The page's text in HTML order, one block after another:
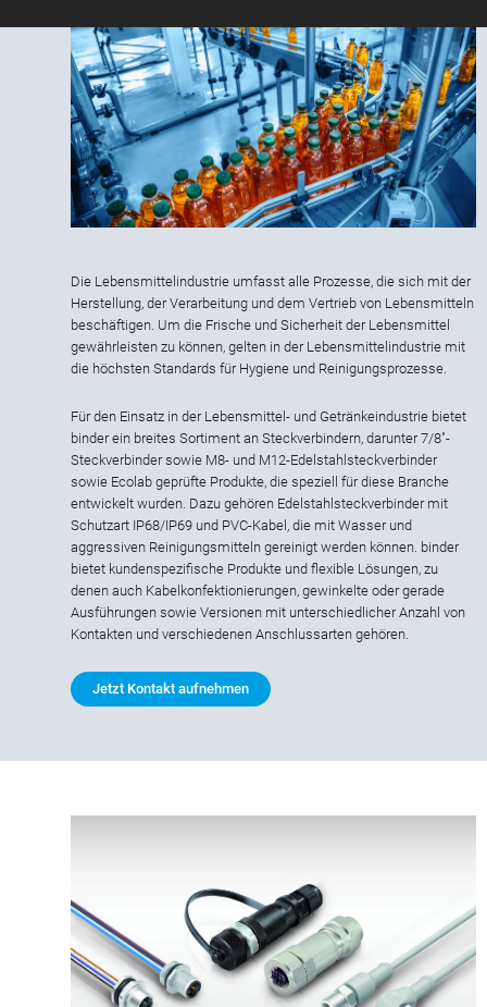
Die Lebensmittelindustrie umfasst alle Prozesse, die sich mit der
Herstellung, der Verarbeitung und dem Vertrieb von Lebensmitteln
beschäftigen. Um die Frische und Sicherheit der Lebensmittel
gewährleisten zu können, gelten in der Lebensmittelindustrie mit
die höchsten Standards für Hygiene und Reinigungsprozesse.
Für den Einsatz in der Lebensmittel- und Getränkeindustrie bietet
binder ein breites Sortiment an Steckverbindern, darunter 7/8"-
Steckverbinder sowie M8- und M12-Edelstahlsteckverbinder
sowie Ecolab geprüfte Produkte, die speziell für diese Branche
entwickelt wurden. Dazu gehören Edelstahlsteckverbinder mit
Schutzart IP68/IP69 und PVC-Kabel, die mit Wasser und
aggressiven Reinigungsmitteln gereinigt werden können. binder
bietet kundenspezifische Produkte und flexible Lösungen, zu
denen auch Kabelkonfektionierungen, gewinkelte oder gerade
Ausführungen sowie Versionen mit unterschiedlicher Anzahl von
Kontakten und verschiedenen Anschlussarten gehören.
Jetzt Kontakt aufnehmen